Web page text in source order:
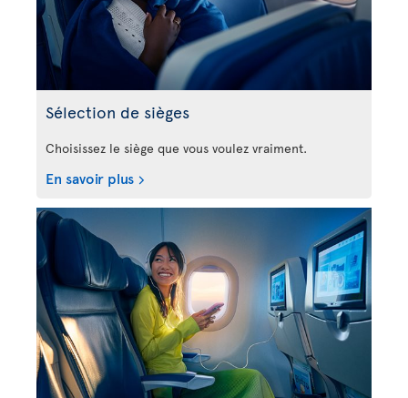
Sélection de sièges
Choisissez le siège que vous voulez vraiment.
En savoir plus